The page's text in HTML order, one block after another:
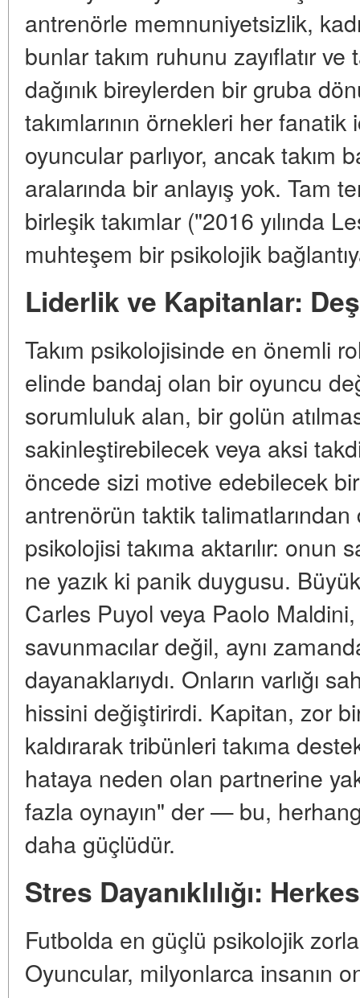
antrenörle memnuniyetsizlik,
bunlar takım ruhunu zayıflatır ve
dağınık bireylerden bir gruba
takımlarının örnekleri her
oyuncular parlıyor, ancak takım
aralarında bir anlayış yok. Tam
birleşik takımlar ("2016 yılında
muhteşem bir psikolojik
Liderlik ve Kapitanlar:
Takım psikolojisinde en önemli
elinde bandaj olan bir oyuncu
sorumluluk alan, bir golün
sakinleştirebilecek veya aksi
öncede sizi motive edebilecek
antrenörün taktik
psikolojisi takıma aktarılır:
ne yazık ki panik duygusu.
Carles Puyol veya Paolo
savunmacılar değil, aynı
dayanaklarıydı. Onların varlığı
hissini değiştirirdi. Kapitan, zor
kaldırarak tribünleri takıma
hataya neden olan partnerine
fazla oynayın" der — bu,
daha güçlüdür.
Stres Dayanıklılığı:
Futbolda en güçlü psikolojik
Oyuncular, milyonlarca insanın